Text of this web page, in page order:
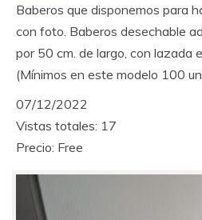
Baberos que disponemos para
con foto. Baberos desechable
por 50 cm. de largo, con lazada
(Mínimos en este modelo 100
07/12/2022
Vistas totales: 17
Precio: Free